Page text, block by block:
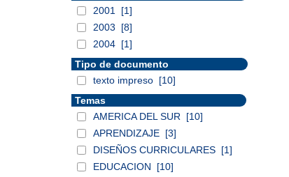
2001
[1]
2003
[8]
2004 [1]
Tipo de documento
texto impreso [10]
Temas
AMERICA DEL SUR
[10]
APRENDIZAJE [3]
DISEÑOS CURRICULARES [1]
EDUCACION
[10]